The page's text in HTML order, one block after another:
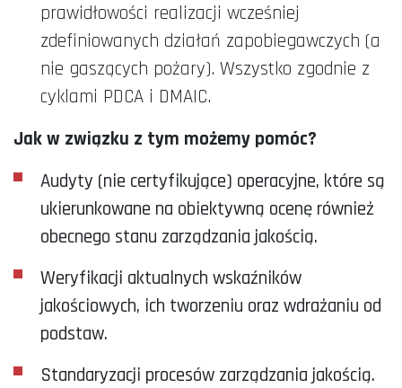
prawidłowości realizacji wcześniej
zdefiniowanych działań zapobiegawczych (a
nie gaszących pożary). Wszystko zgodnie z
cyklami PDCA i DMAIC.
Jak w związku z tym możemy pomóc?
Audyty (nie certyfikujące) operacyjne, które są
ukierunkowane na obiektywną ocenę również
obecnego stanu zarządzania jakością.
Weryfikacji aktualnych wskaźników
jakościowych, ich tworzeniu oraz wdrażaniu od
podstaw.
Standaryzacji procesów zarządzania jakością.